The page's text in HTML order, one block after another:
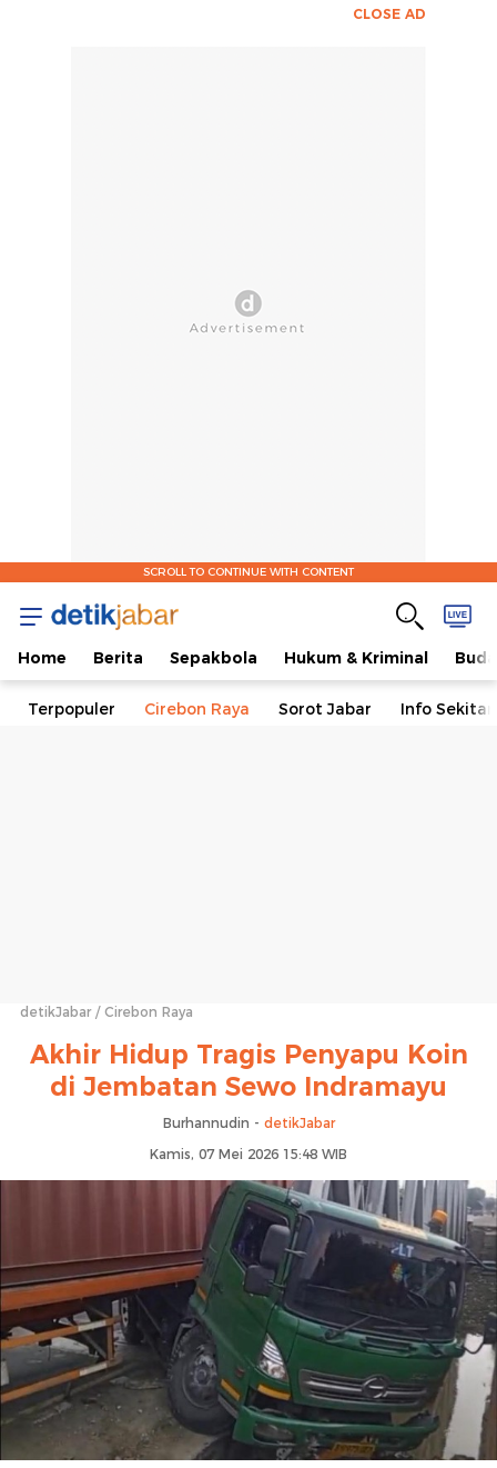
CLOSE AD
SCROLL TO CONTINUE WITH CONTENT
Home Berita Sepakbola Hukum & Kriminal
Terpopuler Cirebon Raya Sorot Jabar Info
detikJabar Cirebon Raya
Akhir Hidup Tragis Penyapu Koin
di Jembatan Sewo Indramayu
Burhannudin - detikJabar
Kamis, 07 Mei 2026 15:48 WIB